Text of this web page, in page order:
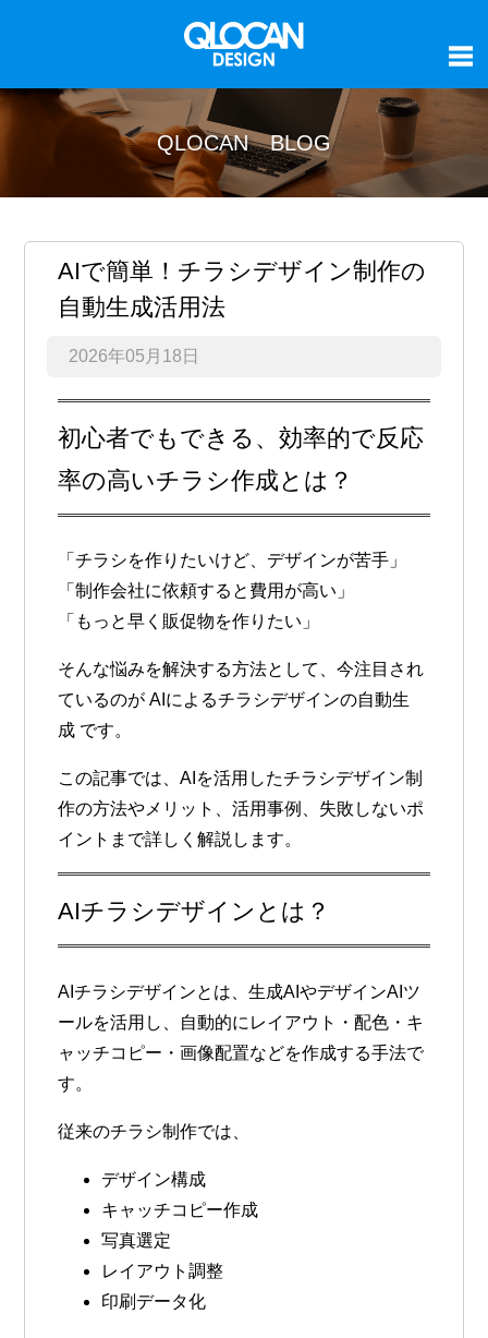
QLOCAN BLOG
AIで簡単！チラシデザイン制作の
自動生成活用法
2026年05月18日
初心者でもできる、効率的で反応
率の高いチラシ作成とは？
「チラシを作りたいけど、デザインが苦手」
「制作会社に依頼すると費用が高い」
「もっと早く販促物を作りたい」
そんな悩みを解決する方法として、今注目され
ているのがAIによるチラシデザインの自動生
成 です。
この記事では、AIを活用したチラシデザイン制
作の方法やメリット、活用事例、失敗しないポ
イントまで詳しく解説します。
AIチラシデザインとは？
AIチラシデザインとは、生成AIやデザインAIツ
ールを活用し、自動的にレイアウト・配色・キ
ャッチコピー・画像配置などを作成する手法で
す。
従来のチラシ制作では、
デザイン構成
キャッチコピー作成
写真選定
レイアウト調整
印刷データ化